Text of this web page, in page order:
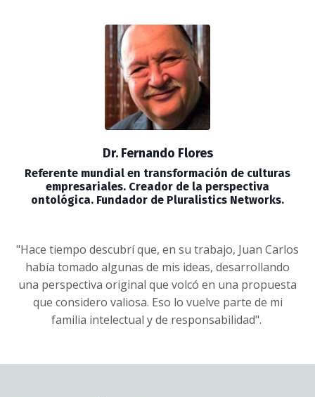
Dr. Fernando Flores
Referente mundial en transformación de culturas
empresariales. Creador de la perspectiva
ontológica. Fundador de Pluralistics Networks.
"Hace tiempo descubrí que, en su trabajo, Juan Carlos
había tomado algunas de mis ideas, desarrollando
una perspectiva original que volcó en una propuesta
que considero valiosa. Eso lo vuelve parte de mi
familia intelectual y de responsabilidad".